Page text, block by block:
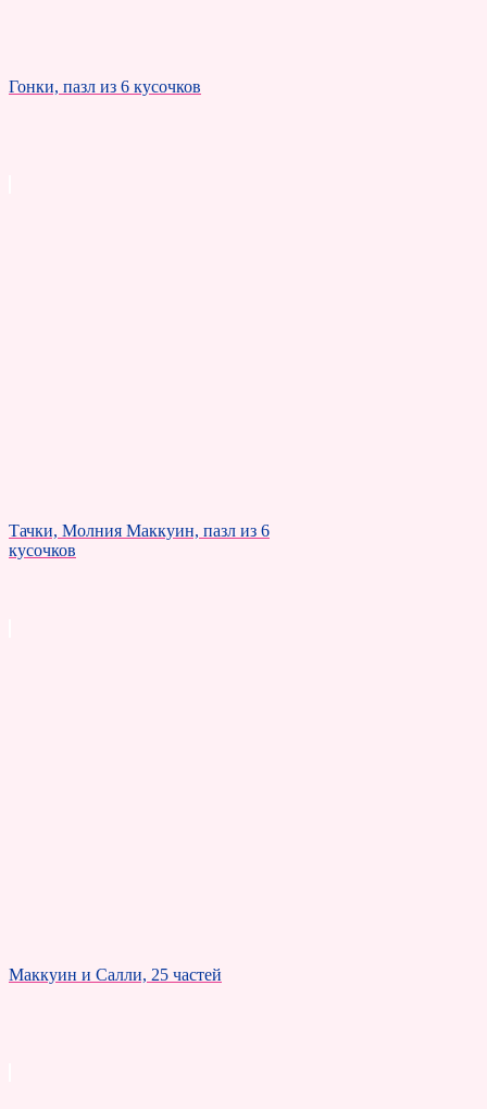
Гонки, пазл из 6 кусочков
Тачки, Молния Маккуин, пазл из 6
кусочков
Маккуин и Салли, 25 частей